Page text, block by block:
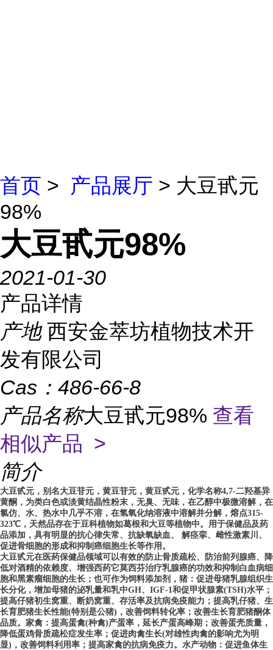
首页 > 产品展厅 > 大豆甙元
98%
大豆甙元98%
2021-01-30
产品详情
产地 西安金萃坊植物技术开
发有限公司
Cas： 486-66-8
产品名称大豆甙元98% 查看
相似产品 >
简介
大豆甙元，别名大豆苷元，黄豆苷元，黄豆甙元，化学名称4,7-二羟基异
黄酮，为类白色或淡黄结晶性粉末，无臭、无味，在乙醇中极微溶解，在
氯仿、水、热水中几乎不溶，在氢氧化纳溶液中溶解并分解，熔点315-
323℃，天然品存在于豆科植物如葛根和大豆等植物中。用于保健品及药
品添加，具有明显的抗心律失常、抗缺氧缺血、 解痉挛、雌性激素川、
促进骨细胞的形成和抑制癌细胞生长等作用。
大豆甙元在医药保健品领域可以有效的防止骨质疏松、防治前列腺癌、降
低对酒精的依赖度、增强西药它莫西芬治疗乳腺癌的功效和抑制白血病细
胞和黑素瘤细胞的生长；也可作为饲料添加剂，猪：促进母猪乳腺组织生
长分化，增加母猪的泌乳量和乳中GH、IGF-1和促甲状腺素(TSH)水平；
提高仔猪初生窝重、断奶窝重、存活率及抗病免疫能力；提高乳仔猪、生
长育肥猪生长性能(特别是公猪)，改善饲料转化率；改善生长育肥猪酮体
品质。家禽：提高蛋禽(种禽)产蛋率，延长产蛋高峰期；改善蛋壳质量，
降低蛋鸡骨质疏松症发生率；促进肉禽生长(对雄性肉禽的影响尤为明
显)，改善饲料利用率；提高家禽的抗病免疫力。水产动物：促进鱼体生